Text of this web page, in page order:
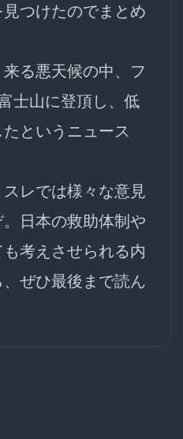
見つけたのでまとめ
る悪天候の中、フ
士山に登頂し、 低
たというニュース
レでは様々な意見
日本の救助体制や
も考えさせられる内
ぜひ最後まで読ん